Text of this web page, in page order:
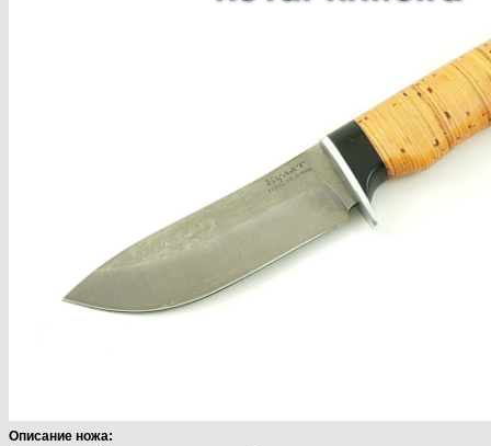
Описание ножа: